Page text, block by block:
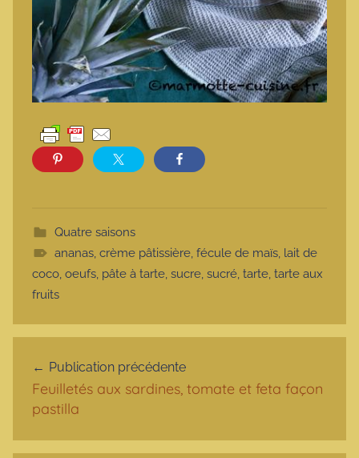
Quatre saisons
ananas, crème pâtissière, fécule de maïs, lait de
coco, oeufs, pâte à tarte, sucre, sucré, tarte, tarte aux
fruits
Publication précédente
Feuilletés aux sardines, tomate et feta façon
pastilla